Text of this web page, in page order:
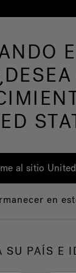
productos
al sitio
en
SU PAÍS E